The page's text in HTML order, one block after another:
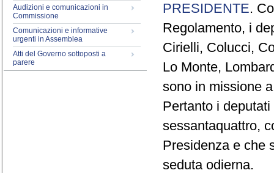
Audizioni e comunicazioni in
Commissione
Comunicazioni e informative
urgenti in Assemblea
Atti del Governo sottoposti a
parere
PRESIDENTE.
Regolamento, i
Cirielli, Colucci,
Lo Monte,
sono in missione
Pertanto i
sessantaquattro,
Presidenza e che
seduta odierna.